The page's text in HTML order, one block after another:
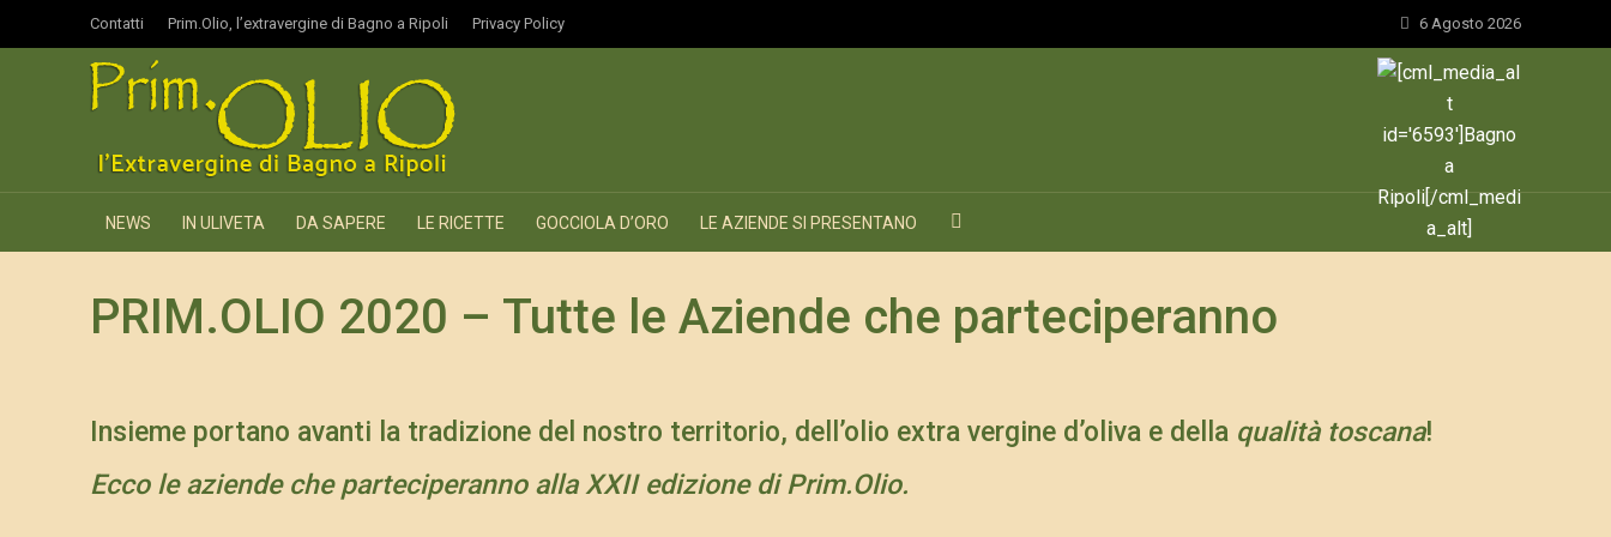
Contatti Prim.Olio, l’extravergine di Bagno a Ripoli Privacy Policy 6 Agosto 2026
NEWS IN ULIVETA DA SAPERE LE RICETTE GOCCIOLA D’ORO LE AZIENDE SI PRESENTANO
PRIM.OLIO 2020 – Tutte le Aziende che parteciperanno
Insieme portano avanti la tradizione del nostro territorio, dell’olio extra vergine d’oliva e della qualità toscana!
Ecco le aziende che parteciperanno alla XXII edizione di Prim.Olio.